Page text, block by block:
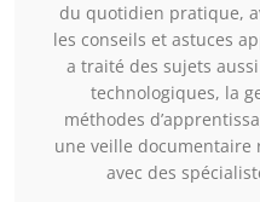
du quotidien pratique,
les conseils et astuces
a traité des sujets
technologiques, la
méthodes
une veille documentaire
avec des